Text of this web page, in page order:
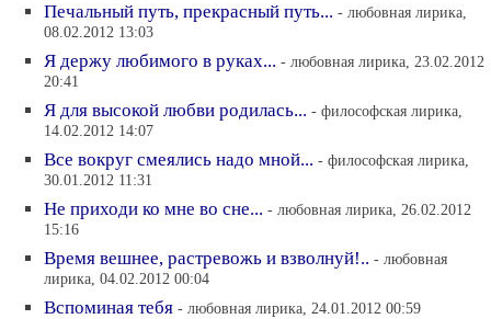
Печальный путь, прекрасный путь... - любовная лирика,
08.02.2012 13:03
Я держу любимого в руках... - любовная лирика, 23.02.2012
20:41
Я для высокой любви родилась... - философская лирика,
14.02.2012 14:07
Все вокруг смеялись надо мной... - философская лирика,
30.01.2012 11:31
Не приходи ко мне во сне... - любовная лирика, 26.02.2012
15:16
Время вешнее, растревожь и взволнуй!.. - любовная
лирика, 04.02.2012 00:04
Вспоминая тебя - любовная лирика, 24.01.2012 00:59